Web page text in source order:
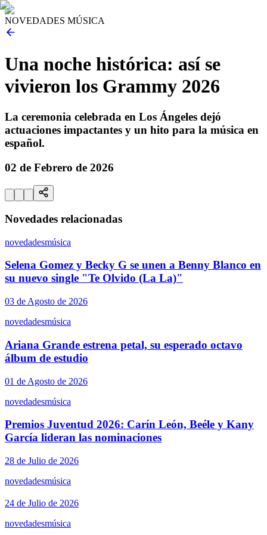
NOVEDADES MÚSICA
Una noche histórica: así se
vivieron los Grammy 2026
La ceremonia celebrada en Los Ángeles dejó
actuaciones impactantes y un hito para la música en
español.
02 de Febrero de 2026
Novedades relacionadas
novedadesmúsica
Selena Gomez y Becky G se unen a Benny Blanco en
su nuevo single "Te Olvido (La La)"
03 de Agosto de 2026
novedadesmúsica
Ariana Grande estrena petal, su esperado octavo
álbum de estudio
01 de Agosto de 2026
novedadesmúsica
Premios Juventud 2026: Carín León, Beéle y Kany
García lideran las nominaciones
28 de Julio de 2026
novedadesmúsica
24 de Julio de 2026
novedadesmúsica